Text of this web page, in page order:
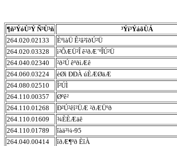
¶ñ³ÝóÙ³Ý Ñ³Ù³ñ ³Ýí³ÝáõÙÁ
264.020.02133
ÈºìàÜ Ê²â²îðÚ²Ü
264.020.03328
ì²ÔÆÜ²Î ê²ðÆ´ºÎÚ²Ü
264.040.02340
²ð²Ú êºðìÆê
264.060.03224
èØì ÐÐÀ úÈÆØäÆ
264.080.02510
Î²ÚÌ
264.110.00357
Øºê²
264.110.01268
Ð²Ú²êî²ÜÆ ²ðÆÜºð
264.110.01609
¾ÈÈÆäê
264.110.01789
îàä²¼-95
264.040.00414
îðÆ¶ºð ÈîÀ